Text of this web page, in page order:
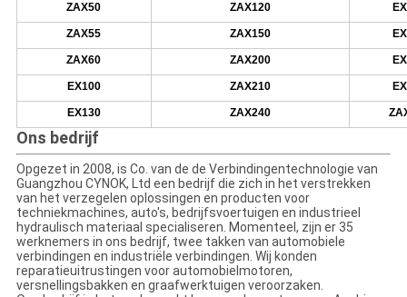
ZAX50 ZAX120 EX
ZAX55 ZAX150 EX
ZAX60 ZAX200 EX
EX100 ZAX210 EX
EX130 ZAX240
Ons bedrijf
Opgezet in 2008, is Co. van de de Verbindingentechnologie van
Guangzhou CYNOK, Ltd een bedrijf die zich in het verstrekken
van het verzegelen oplossingen en producten voor
techniekmachines, auto's, bedrijfsvoertuigen en industrieel
hydraulisch materiaal specialiseren. Momenteel, zijn er 35
werknemers in ons bedrijf, twee takken van automobiele
verbindingen en industriële verbindingen. Wij konden
reparatieuitrustingen voor automobielmotoren,
versnellingsbakken en graafwerktuigen veroorzaken.